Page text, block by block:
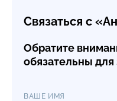
Связаться с
Обратите
обязательны для
ВАШЕ ИМЯ